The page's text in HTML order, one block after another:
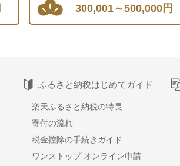
300,001～500,000円
ふるさと納税はじめてガイド
楽天ふるさと納税の特長
寄付の流れ
税金控除の手続きガイド
ワンストップ オンライン申請